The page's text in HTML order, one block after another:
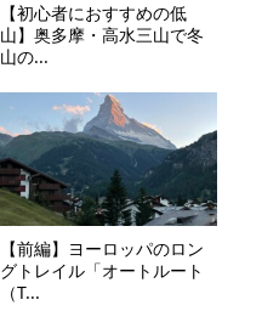
【初心者におすすめの低
山】奥多摩・高水三山で冬
山の...
【前編】ヨーロッパのロン
グトレイル「オートルート
（T...